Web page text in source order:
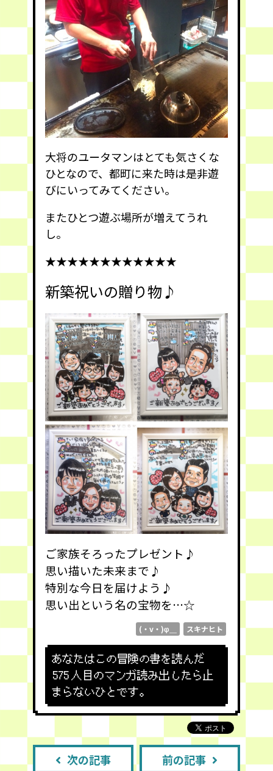
大将のユータマンはとても気さくな
ひとなので、都町に来た時は是非遊
びにいってみてください。
またひとつ遊ぶ場所が増えてうれ
し。
★★★★★★★★★★★★
新築祝いの贈り物♪
ご家族そろったプレゼント♪
思い描いた未来まで♪
特別な今日を届けよう♪
思い出という名の宝物を…☆
(・v・)φ＿ スキナヒト
あなたはこの冒険の書を読んだ
575 人目のマンガ読み出したら止
まらないひとです。
次の記事 前の記事